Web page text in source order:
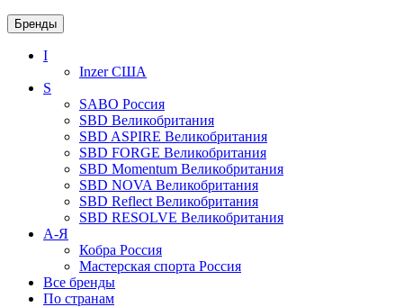
Бренды
I
InzerСША
S
SABO Россия
SBD Великобритания
SBD ASPIRE Великобритания
SBD FORGE Великобритания
SBD Momentum Великобритания
SBD NOVA Великобритания
SBD Reflect Великобритания
SBD RESOLVE Великобритания
А-Я
Кобра Россия
Мастерская спорта Россия
Все бренды
По странам